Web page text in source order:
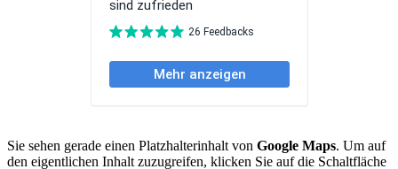
Sie sehen gerade einen Platzhalterinhalt von Google Maps. Um auf
den eigentlichen Inhalt zuzugreifen, klicken Sie auf die Schaltfläche